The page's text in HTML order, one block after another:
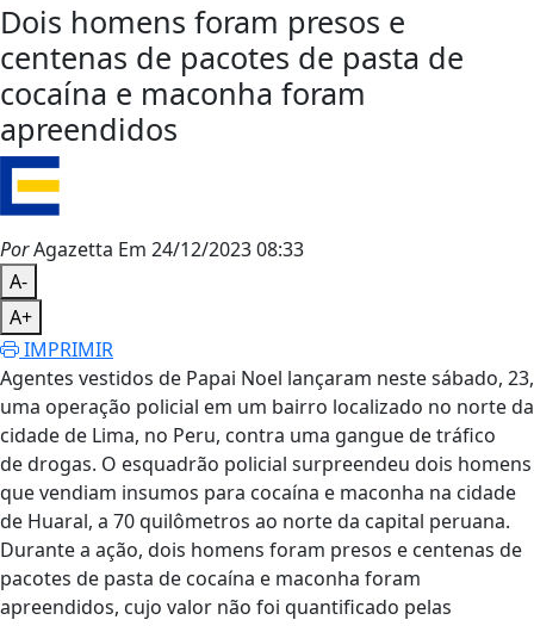
Dois homens foram presos e
centenas de pacotes de pasta de
cocaína e maconha foram
apreendidos
PorAgazetta Em 24/12/2023 08:33
A-
A+
IMPRIMIR
Agentes vestidos de Papai Noel lançaram neste sábado, 23,
uma operação policial em um bairro localizado no norte da
cidade de Lima, no Peru, contra uma gangue de tráfico
de drogas. O esquadrão policial surpreendeu dois homens
que vendiam insumos para cocaína e maconha na cidade
de Huaral, a 70 quilômetros ao norte da capital peruana.
Durante a ação, dois homens foram presos e centenas de
pacotes de pasta de cocaína e maconha foram
apreendidos, cujo valor não foi quantificado pelas